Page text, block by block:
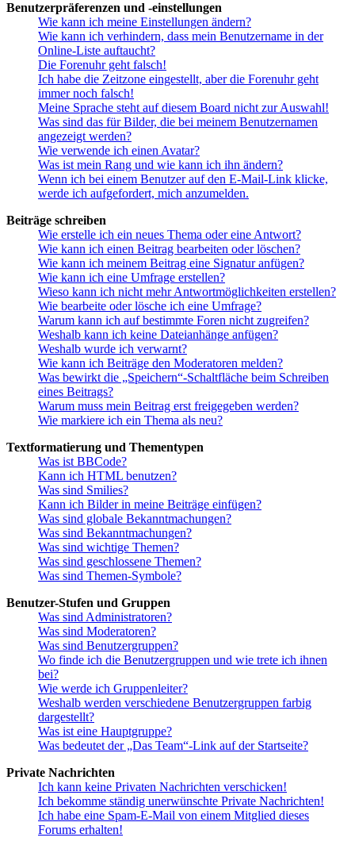
Benutzerpräferenzen und -einstellungen
Wie kann ich meine Einstellungen ändern?
Wie kann ich verhindern, dass mein Benutzername in der
Online-Liste auftaucht?
Die Forenuhr geht falsch!
Ich habe die Zeitzone eingestellt, aber die Forenuhr geht
immer noch falsch!
Meine Sprache steht auf diesem Board nicht zur Auswahl!
Was sind das für Bilder, die bei meinem Benutzernamen
angezeigt werden?
Wie verwende ich einen Avatar?
Was ist mein Rang und wie kann ich ihn ändern?
Wenn ich bei einem Benutzer auf den E-Mail-Link klicke,
werde ich aufgefordert, mich anzumelden.
Beiträge schreiben
Wie erstelle ich ein neues Thema oder eine Antwort?
Wie kann ich einen Beitrag bearbeiten oder löschen?
Wie kann ich meinem Beitrag eine Signatur anfügen?
Wie kann ich eine Umfrage erstellen?
Wieso kann ich nicht mehr Antwortmöglichkeiten erstellen?
Wie bearbeite oder lösche ich eine Umfrage?
Warum kann ich auf bestimmte Foren nicht zugreifen?
Weshalb kann ich keine Dateianhänge anfügen?
Weshalb wurde ich verwarnt?
Wie kann ich Beiträge den Moderatoren melden?
Was bewirkt die „Speichern“-Schaltfläche beim Schreiben
eines Beitrags?
Warum muss mein Beitrag erst freigegeben werden?
Wie markiere ich ein Thema als neu?
Textformatierung und Thementypen
Was ist BBCode?
Kann ich HTML benutzen?
Was sind Smilies?
Kann ich Bilder in meine Beiträge einfügen?
Was sind globale Bekanntmachungen?
Was sind Bekanntmachungen?
Was sind wichtige Themen?
Was sind geschlossene Themen?
Was sind Themen-Symbole?
Benutzer-Stufen und Gruppen
Was sind Administratoren?
Was sind Moderatoren?
Was sind Benutzergruppen?
Wo finde ich die Benutzergruppen und wie trete ich ihnen
bei?
Wie werde ich Gruppenleiter?
Weshalb werden verschiedene Benutzergruppen farbig
dargestellt?
Was ist eine Hauptgruppe?
Was bedeutet der „Das Team“-Link auf der Startseite?
Private Nachrichten
Ich kann keine Privaten Nachrichten verschicken!
Ich bekomme ständig unerwünschte Private Nachrichten!
Ich habe eine Spam-E-Mail von einem Mitglied dieses
Forums erhalten!